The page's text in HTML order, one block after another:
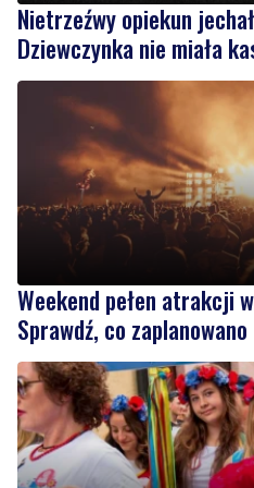
Nietrzeźwy opiekun
Dziewczynka nie miała
Weekend pełen atrakcji
Sprawdź, co zaplanowano